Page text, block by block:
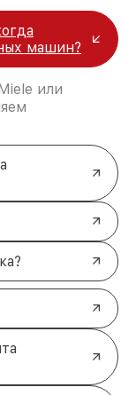
машин?
или